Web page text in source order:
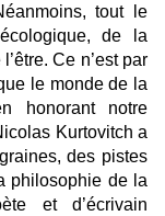
tout le
de la
Ce n’est par
le monde de la
honorant notre
Kurtovitch a
des pistes
philosophie de la
et d’écrivain